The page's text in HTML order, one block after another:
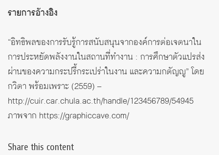
รายการอ้างอิง
“อิทธิพลของการรับรู้การสนับสนุนจากองค์การต่อเจตนาใน
การประหยัดพลังงานในสถานที่ทำงาน : การศึกษาตัวแปรส่ง
ผ่านของความกระปรี้กระเปร่าในงาน และความกตัญญู” โดย
กวิตา พร้อมเพราะ (2559) –
http://cuir.car.chula.ac.th/handle/123456789/54945
ภาพจาก https://graphiccave.com/
Share this content